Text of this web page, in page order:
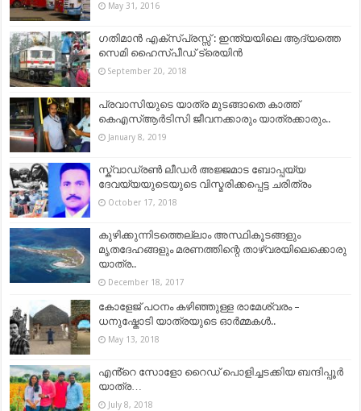
May 31, 2016
ഗതിമാൻ എക്സ്പ്രസ്സ് : ഇന്ത്യയിലെ ആദ്യത്തെ
സെമി ഹൈസ്പീഡ് ട്രെയിൻ
September 20, 2018
പ്രവാസിയുടെ യാത്ര മുടങ്ങാതെ കാത്ത്
കെഎസ്ആർടിസി ജീവനക്കാരും യാത്രക്കാരും..
January 8, 2019
സ്ക്വാഡ്രൺ ലീഡർ അജ്ജമാട ബോപ്പയ്യ
ദേവയ്യയുടെയുടെ വിസ്മരിക്കപ്പെട്ട ചരിത്രം
October 17, 2018
കുഴിക്കുന്നിടത്തെല്ലാം അസ്ഥികൂടങ്ങളും
മൃതദേഹങ്ങളും മരണത്തിന്റെ താഴ്വരയിലെക്കൊരു
യാത്ര..
December 18, 2017
കോളേജ് പഠനം കഴിഞ്ഞുള്ള രാമേശ്വരം –
ധനുഷ്കോടി യാത്രയുടെ ഓര്‍മ്മകള്‍..
May 13, 2018
എൻ്റെ സോളോ റൈഡ് പൊളിച്ചടക്കിയ ബന്ദിപ്പൂർ
യാത്ര…
July 8, 2018